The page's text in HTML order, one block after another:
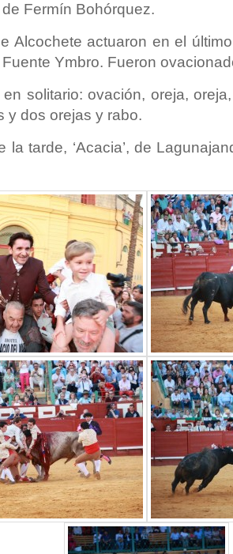
de Fermín Bohórquez.
Alcochete actuaron en el
Ymbro. Fueron
en solitario: ovación, oreja,
y dos orejas y rabo.
la tarde, ‘Acacia’, de